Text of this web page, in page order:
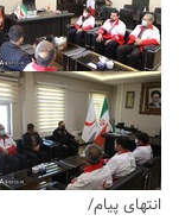
انتهای پیام/